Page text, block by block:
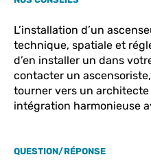
L’installation d’un
technique, spatiale et
d’en installer un dans
contacter un
tourner vers un
intégration harmonieuse
QUESTION/RÉPONSE